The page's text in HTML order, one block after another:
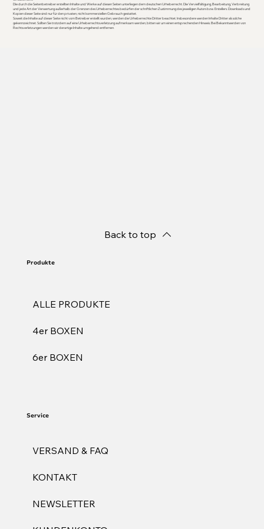
Die durch die Seitenbetreiber erstellten Inhalte und Werke auf diesen Seiten unterliegen dem deutschen Urheberrecht. Die Vervielfältigung, Bearbeitung, Verbreitung
und jede Art der Verwertung außerhalb der Grenzen des Urheberrechtes bedürfen der schriftlichen Zustimmung des jeweiligen Autors bzw. Erstellers. Downloads und
Kopien dieser Seite sind nur für den privaten, nicht kommerziellen Gebrauch gestattet.
Soweit die Inhalte auf dieser Seite nicht vom Betreiber erstellt wurden, werden die Urheberrechte Dritter beachtet. Insbesondere werden Inhalte Dritter als solche
gekennzeichnet. Sollten Sie trotzdem auf eine Urheberrechtsverletzung aufmerksam werden, bitten wir um einen entsprechenden Hinweis. Bei Bekanntwerden von
Rechtsverletzungen werden wir derartige Inhalte umgehend entfernen.
VERSAND & FAQ
KONTAKT
NEWSLETTER
Service
ALLE PRODUKTE
4er BOXEN
6er BOXEN
Produkte
Back to top